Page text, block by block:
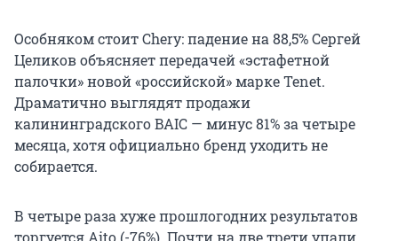
Особняком стоит Chery: падение на 88,5% Сергей
Целиков объясняет передачей «эстафетной
палочки» новой «российской» марке Tenet.
Драматично выглядят продажи
калининградского BAIC — минус 81% за четыре
месяца, хотя официально бренд уходить не
собирается.
В четыре раза хуже прошлогодних результатов
торгуется Aito (-76%). Почти на две трети упали